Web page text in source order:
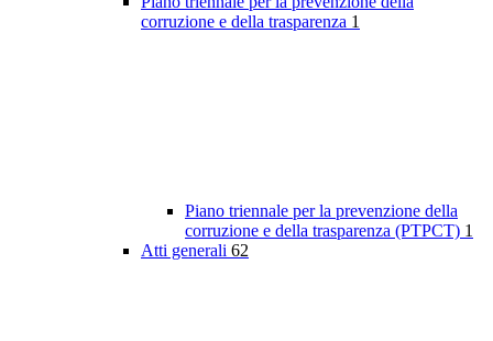
corruzione e della trasparenza 1
Piano triennale per la prevenzione della
corruzione e della trasparenza (PTPCT) 1
Atti generali 62